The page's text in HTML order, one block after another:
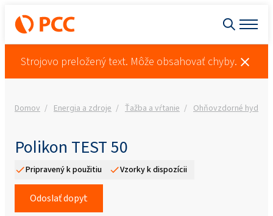
Strojovo preložený text. Môže obsahovať chyby.
Domov Energia a zdroje Ťažba a vŕtanie Ohňovzdorné
Polikon TEST 50
Pripravený k použitiu Vzorky k dispozícii
Odoslať dopyt